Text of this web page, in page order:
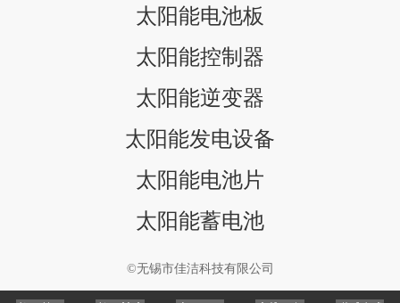
太阳能电池板
太阳能控制器
太阳能逆变器
太阳能发电设备
太阳能电池片
太阳能蓄电池
©无锡市佳洁科技有限公司